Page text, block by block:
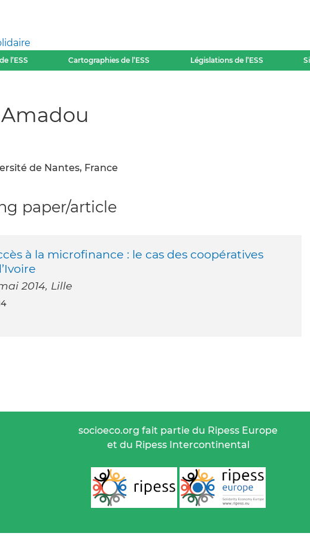
l’ESS Cartographies de l’ESS Législations de l’ESS
de Nantes, France
paper/article
à la microfinance : le cas des coopératives
2014, Lille
socioeco.org fait partie du Ripess Europe
et du Ripess Intercontinental